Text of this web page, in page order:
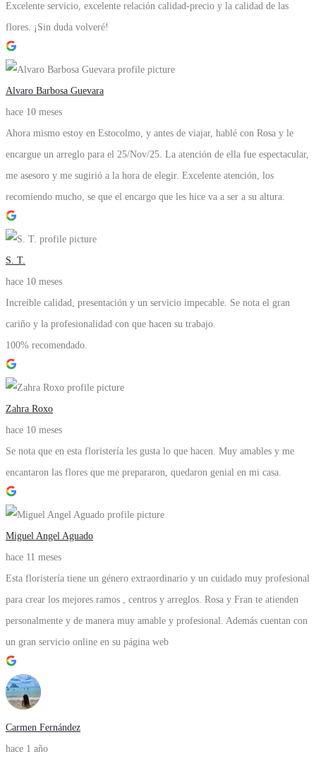
Excelente servicio, excelente relación calidad-precio y la calidad de las
flores. ¡Sin duda volveré!
Alvaro Barbosa Guevara
hace 10 meses
Ahora mismo estoy en Estocolmo, y antes de viajar, hablé con Rosa y le
encargue un arreglo para el 25/Nov/25. La atención de ella fue espectacular,
me asesoro y me sugirió a la hora de elegir. Excelente atención, los
recomiendo mucho, se que el encargo que les hice va a ser a su altura.
S. T.
hace 10 meses
Increíble calidad, presentación y un servicio impecable. Se nota el gran
cariño y la profesionalidad con que hacen su trabajo.
100% recomendado.
Zahra Roxo
hace 10 meses
Se nota que en esta floristería les gusta lo que hacen. Muy amables y me
encantaron las flores que me prepararon, quedaron genial en mi casa.
Miguel Angel Aguado
hace 11 meses
Esta floristería tiene un género extraordinario y un cuidado muy profesional
para crear los mejores ramos , centros y arreglos. Rosa y Fran te atienden
personalmente y de manera muy amable y profesional. Además cuentan con
un gran servicio online en su página web
Carmen Fernández
hace 1 año